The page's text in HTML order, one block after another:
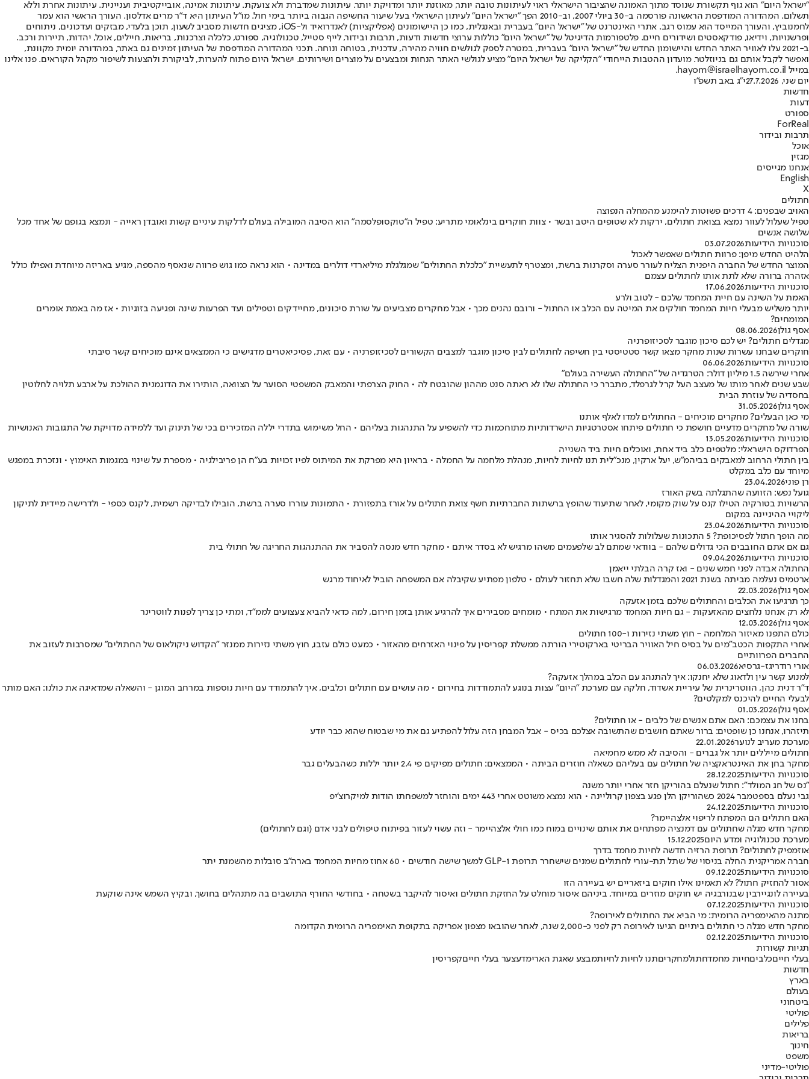
"ישראל היום" הוא גוף תקשורת שנוסד מתוך האמונה שהציבור הישראלי ראוי לעיתונות טובה יותר, מאוזנת יותר ומדויקת יותר. עיתונות שמדברת ולא צועקת. עיתונות אמינה, אובייקטיבית ועניינית. עיתונות אחרת וללא
תשלום. המהדורה המודפסת הראשונה פורסמה ב-30 ביולי 2007, וב-2010 הפך "ישראל היום" לעיתון הישראלי בעל שיעור החשיפה הגבוה ביותר בימי חול. מו"ל העיתון היא ד"ר מרים אדלסון. העורך הראשי הוא עמר
לחמנוביץ, והעורך המייסד הוא עמוס רגב. אתרי האינטרנט של "ישראל היום" בעברית ובאנגלית, כמו כן היישומונים (אפליקציות) לאנדרואיד ול-iOS, מציגים חדשות מסביב לשעון, תוכן בלעדי, מבזקים ועדכונים, ניתוחים
ופרשנויות, וידיאו, פודקאסטים ושידורים חיים. פלטפורמות הדיגיטל של "ישראל היום" כוללות ערוצי חדשות ודעות, תרבות ובידור, לייף סטייל, טכנולוגיה, ספורט, כלכלה וצרכנות, בריאות, חיילים, אוכל, יהדות, תיירות ורכב.
ב-2021 עלו לאוויר האתר החדש והיישומון החדש של "ישראל היום" בעברית, במטרה לספק לגולשים חוויה מהירה, עדכנית, בטוחה ונוחה. תכני המהדורה המודפסת של העיתון זמינים גם באתר, במהדורה יומית מקוונת,
ואפשר לקבל אותם גם בניוזלטר. מועדון ההטבות הייחודי "הקליקה של ישראל היום" מציע לגולשי האתר הנחות ומבצעים על מוצרים ושירותים. ישראל היום פתוח להערות, לביקורת ולהצעות לשיפור מקהל הקוראים. פנו אלינו
במייל hayom@israelhayom.co.il.
יום שני, 27.7.2026
י"ג באב תשפ"ו
חדשות
דעות
ספורט
ForReal
תרבות ובידור
אוכל
מגזין
אנחנו מגייסים
English
X
חתולים
האויב שבפנים: 4 דרכים פשוטות להימנע מהמחלה הנפוצה
טפיל שעלול לעוור נמצא בצואת חתולים, ירקות לא שטופים היטב ובשר • צוות חוקרים בינלאומי מתריע: טפיל ה"טוקסופלסמה" הוא הסיבה המובילה בעולם לדלקות עיניים קשות ואובדן ראייה - ונמצא בגופם של אחד מכל
שלושה אנשים
סוכנויות הידיעות03.07.2026
הלהיט החדש מיפן: פרוות חתולים שאפשר לאכול
המוצר החדש של החברה היפנית הצליח לעורר סערה וסקרנות ברשת, ומצטרף לתעשיית "כלכלת החתולים" שמגלגלת מיליארדי דולרים במדינה • הוא נראה כמו גוש פרווה שנאסף מהספה, מגיע באריזה מיוחדת ואפילו כולל
אזהרה ברורה שלא לתת אותו לחתולים עצמם
סוכנויות הידיעות17.06.2026
האמת על השינה עם חיית המחמד שלכם - לטוב ולרע
יותר משליש מבעלי חיות המחמד חולקים את המיטה עם הכלב או החתול - ורובם נהנים מכך • אבל מחקרים מצביעים על שורת סיכונים, מחיידקים וטפילים ועד הפרעות שינה ופגיעה בזוגיות • אז מה באמת אומרים
המומחים?
אסף גולן08.06.2026
מגדלים חתולים? יש לכם סיכון מוגבר לסכיזופרניה
חוקרים שבחנו עשרות שנות מחקר מצאו קשר סטטיסטי בין חשיפה לחתולים לבין סיכון מוגבר למצבים הקשורים לסכיזופרניה • עם זאת, פסיכיאטרים מדגישים כי הממצאים אינם מוכיחים קשר סיבתי
סוכנויות הידיעות06.06.2026
אחרי שירשה 1.5 מיליון דולר: הטרגדיה של "החתולה העשירה בעולם"
שבע שנים לאחר מותו של מעצב העל קרל לגרפלד, מתברר כי החתולה שלו לא ראתה סנט מההון שהובטח לה • החוק הצרפתי והמאבק המשפטי הסוער על הצוואה, הותירו את הדוגמנית ההולכת על ארבע תלויה לחלוטין
בחסדיה של עוזרת הבית
אסף גולן31.05.2026
מי כאן הבעלים? מחקרים מוכיחים - החתולים למדו לאלף אותנו
שורה של מחקרים מדעיים חושפת כי חתולים פיתחו אסטרטגיות הישרדותיות מתוחכמות כדי להשפיע על התנהגות בעליהם • החל משימוש בתדרי יללה המזכירים בכי של תינוק ועד ללמידה מדויקת של התגובות האנושיות
סוכנויות הידיעות13.05.2026
הפרדוקס הישראלי: מלטפים כלב ביד אחת, ואוכלים חיות ביד השנייה
בין חתולי הרחוב למאבקים בביהמ"ש, יעל ארקין, מנכ"לית תנו לחיות לחיות, מנהלת מלחמה על החמלה • בראיון היא מפרקת את המיתוס לפיו זכויות בע"ח הן פריבילגיה • מספרת על שינוי במגמות האימוץ • ונזכרת במפגש
מיוחד עם כלב במקלט
רן פוני23.04.2026
גועל נפש: הזוועה שהתגלתה בשק האורז
הרשויות בטורקיה הטילו קנס על שוק מקומי, לאחר שתיעוד שהופץ ברשתות החברתיות חשף צואת חתולים על אורז בתפזורת • התמונות עוררו סערה ברשת, הובילו לבדיקה רשמית, לקנס כספי - ולדרישה מיידית לתיקון
ליקויי ההיגיינה במקום
סוכנויות הידיעות23.04.2026
מה הופך חתול לפסיכופת? 5 התכונות שעלולות להסגיר אותו
גם אם אתם החובבים הכי גדולים שלהם - בוודאי שמתם לב שלפעמים משהו מרגיש לא בסדר איתם • מחקר חדש מנסה להסביר את ההתנהגות החריגה של חתולי בית
סוכנויות הידיעות09.04.2026
החתולה אבדה לפני חמש שנים - ואז קרה הבלתי ייאמן
ארטמיס נעלמה מביתה בשנת 2021 והמגדלות שלה חשבו שלא תחזור לעולם • טלפון מפתיע שקיבלה אם המשפחה הוביל לאיחוד מרגש
אסף גולן22.03.2026
כך תרגיעו את הכלבים והחתולים שלכם בזמן אזעקה
לא רק אנחנו נלחצים מהאזעקות - גם חיות המחמד מרגישות את המתח • מומחים מסבירים איך להרגיע אותן בזמן חירום, למה כדאי להביא צעצועים לממ"ד, ומתי כן צריך לפנות לווטרינר
אסף גולן12.03.2026
כולם התפנו מאיזור המלחמה - חוץ משתי נזירות ו-100 חתולים
אחרי התקפות הכטב"מים על בסיס חיל האוויר הבריטי בארקוטירי הורתה ממשלת קפריסין על פינוי האזרחים מהאזור • כמעט כולם עזבו, חוץ משתי נזירות ממנזר "הקדוש ניקולאוס של החתולים" שמסרבות לעזוב את
החברים הפרוותיים
אורי רודריגז-גרסיא06.03.2026
למנוע קשר עין ולדאוג שלא יחנקו: איך להתנהג עם הכלב במהלך אזעקה?
ד"ר דנית כהן, הווטרינרית של עיריית אשדוד, חלקה עם מערכת "היום" עצות בנוגע להתמודדות בחירום • מה עושים עם חתולים וכלבים, איך להתמודד עם חיות נוספות במרחב המוגן - והשאלה שמדאיגה את כולנו: האם מותר
לבעלי החיים להיכנס למקלטים?
אסף גולן01.03.2026
בחנו את עצמכם: האם אתם אנשים של כלבים - או חתולים?
תיזהרו, אנחנו כן שופטים: ברור שאתם חושבים שהתשובה אצלכם בכיס - אבל המבחן הזה עלול להפתיע גם את מי שבטוח שהוא כבר יודע
מערכת מעריב לנוער22.01.2026
חתולים מייללים יותר אל גברים - והסיבה לא ממש מחמיאה
מחקר בחן את האינטראקציה של חתולים עם בעליהם כשאלה חוזרים הביתה • הממצאים: חתולים מפיקים פי 2.4 יותר יללות כשהבעלים גבר
סוכנויות הידיעות28.12.2025
"נס של חג המולד": חתול שנעלם בהוריקן חזר אחרי יותר משנה
גבי נעלם בספטמבר 2024 כשהוריקן הלן פגע בצפון קרוליינה • הוא נמצא משוטט אחרי 443 ימים והוחזר למשפחתו הודות למיקרוצ'יפ
סוכנויות הידיעות24.12.2025
האם חתולים הם המפתח לריפוי אלצהיימר?
מחקר חדש מגלה שחתולים עם דמנציה מפתחים את אותם שינויים במוח כמו חולי אלצהיימר - וזה עשוי לעזור בפיתוח טיפולים לבני אדם (וגם לחתולים)
מערכת טכנולוגיה ומדע היום15.12.2025
אוזמפיק לחתולים? תרופת הרזיה חדשה לחיות מחמד בדרך
חברה אמריקנית החלה בניסוי של שתל תת-עורי לחתולים שמנים שישחרר תרופת GLP-1 למשך שישה חודשים • 60 אחוז מחיות המחמד בארה"ב סובלות מהשמנת יתר
סוכנויות הידיעות09.12.2025
אסור להחזיק חתול? לא תאמינו אילו חוקים ביזאריים יש בעיירה הזו
בעיירה לונגיירבין שבנורבגיה יש חוקים מוזרים במיוחד, ביניהם איסור מוחלט על החזקת חתולים ואיסור להיקבר בשטחה • בחודשי החורף התושבים בה מתנהלים בחושך, ובקיץ השמש אינה שוקעת
סוכנויות הידיעות07.12.2025
מתנה מהאימפריה הרומית: מי הביא את החתולים לאירופה?
מחקר חדש מגלה כי חתולים ביתיים הגיעו לאירופה רק לפני כ-2,000 שנה, לאחר שהובאו מצפון אפריקה בתקופת האימפריה הרומית הקדומה
סוכנויות הידיעות02.12.2025
תגיות קשורות
בעלי חייםכלביםחיות מחמדחתולמחקריםתנו לחיות לחיותמבצע שאגת הארימדעצער בעלי חייםקפריסין
חדשות
בארץ
בעולם
ביטחוני
פוליטי
פלילים
בריאות
חינוך
משפט
פוליטי-מדיני